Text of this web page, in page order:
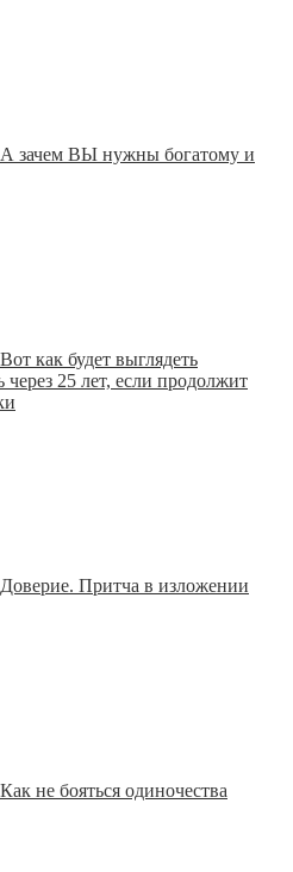
А зачем ВЫ нужны богатому и
Вот как будет выглядеть
25 лет, если продолжит
Доверие. Притча в изложении
Как не бояться одиночества